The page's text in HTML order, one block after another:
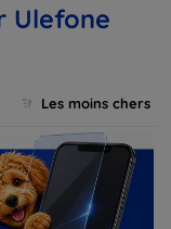
Ulefone
Les moins chers